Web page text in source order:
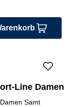
Line Damen
Samt